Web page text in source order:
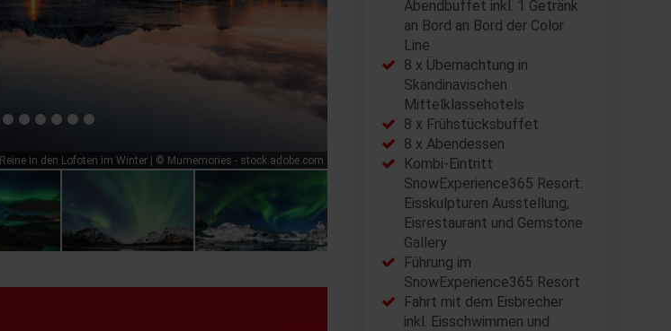
Reine in den Lofoten im Winter | © Mumemories - stock.adobe.com
Abendbuffet inkl. 1 Getränk
an Bord an Bord der Color
Line
8 x Übernachtung in
Skandinavischen
Mittelklassehotels
8 x Frühstücksbuffet
8 x Abendessen
Kombi-Eintritt
SnowExperience365 Resort:
Eisskulpturen Ausstellung,
Eisrestaurant und Gemstone
Gallery
Führung im
SnowExperience365 Resort
Fahrt mit dem Eisbrecher
inkl. Eisschwimmen und